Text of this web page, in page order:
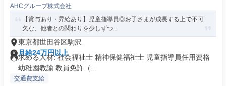
AHCグループ株式会社
【賞与あり・昇給あり】児童指導員◎お子さまが成長する上で不可
欠な、他者との関わりを少しずつ...
東京都世田谷区駒沢
月給24万円以上
求める人材: 社会福祉士 精神保健福祉士 児童指導員任用資格
幼稚園教諭 教員免許（...
交通費支給